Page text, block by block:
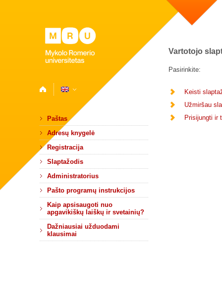
Paštas
Adresų knygelė
Registracija
Slaptažodis
Administratorius
Pašto programų instrukcijos
Kaip apsisaugoti nuo
apgavikiškų laiškų ir svetainių?
Dažniausiai užduodami
klausimai
Vartotojo
Pasirinkite:
Keisti
Užmiršau
Prisijungti ir